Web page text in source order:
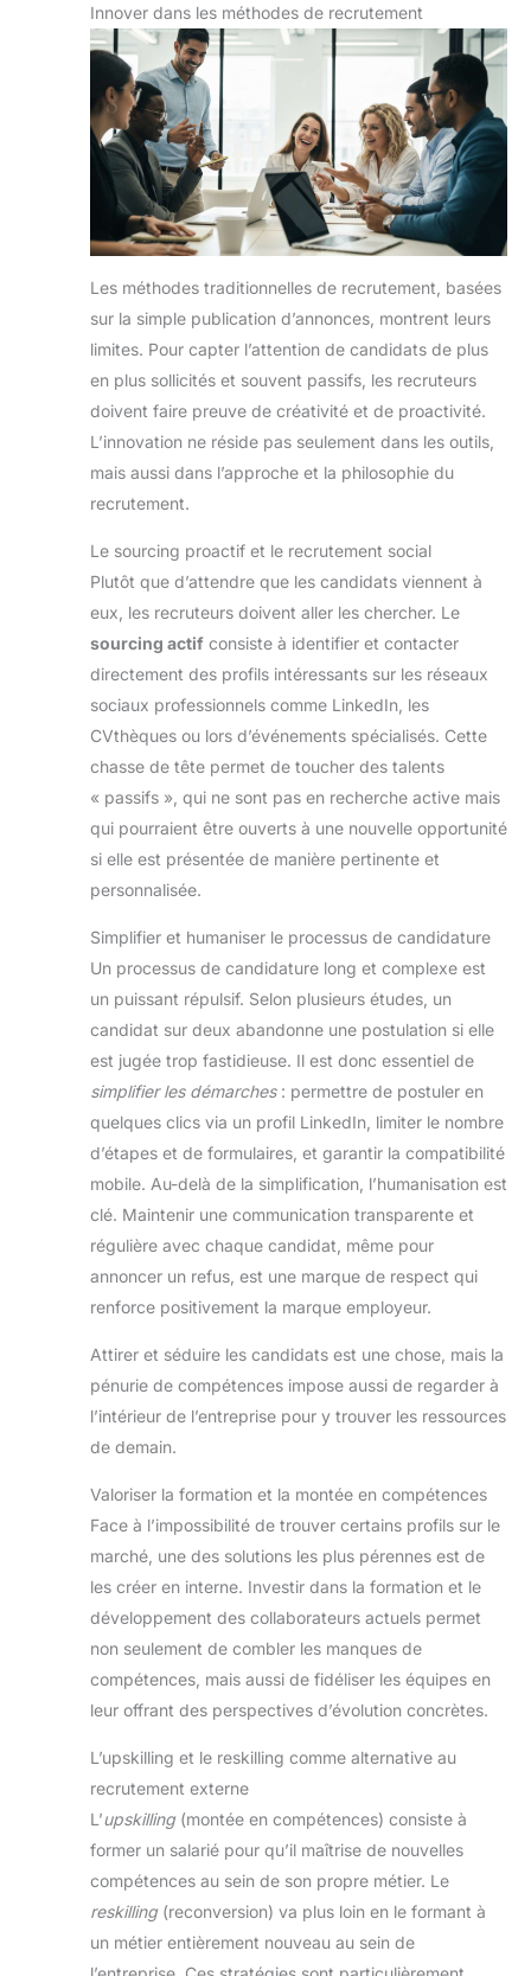
Innover dans les méthodes de recrutement
Les méthodes traditionnelles de recrutement, basées
sur la simple publication d’annonces, montrent leurs
limites. Pour capter l’attention de candidats de plus
en plus sollicités et souvent passifs, les recruteurs
doivent faire preuve de créativité et de proactivité.
L’innovation ne réside pas seulement dans les outils,
mais aussi dans l’approche et la philosophie du
recrutement.
Le sourcing proactif et le recrutement social
Plutôt que d’attendre que les candidats viennent à
eux, les recruteurs doivent aller les chercher. Le
sourcing actif consiste à identifier et contacter
directement des profils intéressants sur les réseaux
sociaux professionnels comme LinkedIn, les
CVthèques ou lors d’événements spécialisés. Cette
chasse de tête permet de toucher des talents
« passifs », qui ne sont pas en recherche active mais
qui pourraient être ouverts à une nouvelle opportunité
si elle est présentée de manière pertinente et
personnalisée.
Simplifier et humaniser le processus de candidature
Un processus de candidature long et complexe est
un puissant répulsif. Selon plusieurs études, un
candidat sur deux abandonne une postulation si elle
est jugée trop fastidieuse. Il est donc essentiel de
simplifier les démarches: permettre de postuler en
quelques clics via un profil LinkedIn, limiter le nombre
d’étapes et de formulaires, et garantir la compatibilité
mobile. Au-delà de la simplification, l’humanisation est
clé. Maintenir une communication transparente et
régulière avec chaque candidat, même pour
annoncer un refus, est une marque de respect qui
renforce positivement la marque employeur.
Attirer et séduire les candidats est une chose, mais la
pénurie de compétences impose aussi de regarder à
l’intérieur de l’entreprise pour y trouver les ressources
de demain.
Valoriser la formation et la montée en compétences
Face à l’impossibilité de trouver certains profils sur le
marché, une des solutions les plus pérennes est de
les créer en interne. Investir dans la formation et le
développement des collaborateurs actuels permet
non seulement de combler les manques de
compétences, mais aussi de fidéliser les équipes en
leur offrant des perspectives d’évolution concrètes.
L’upskilling et le reskilling comme alternative au
recrutement externe
L’upskilling(montée en compétences) consiste à
former un salarié pour qu’il maîtrise de nouvelles
compétences au sein de son propre métier. Le
reskilling(reconversion) va plus loin en le formant à
un métier entièrement nouveau au sein de